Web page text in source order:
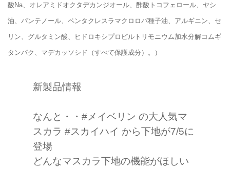
酸Na、オレアミドオクタデカンジオール、酢酸トコフェロール、ヤシ
油、パンテノール、ペンタクレスラマクロロバ種子油、アルギニン、セ
リン、グルタミン酸、ヒドロキシプロピルトリモニウム加水分解コムギ
タンパク、マデカッソシド（すべて保護成分）。）
新製品情報
なんと・・#メイベリン の大人気マ
スカラ#スカイハイ から下地が7/5に
登場
どんなマスカラ下地の機能がほしい